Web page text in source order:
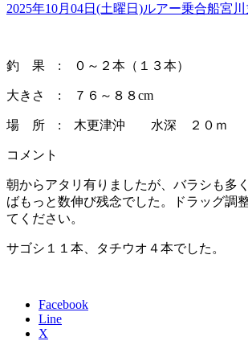
2025年10月04日(土曜日)ルアー乗合船宮川
釣 果 : ０～２本（１３本）
大きさ : ７６～８８cm
場 所 : 木更津沖 水深 ２０ｍ
コメント
朝からアタリ有りましたが、バラシも多
ばもっと数伸び残念でした。ドラッグ調
てください。
サゴシ１１本、タチウオ４本でした。
Facebook
Line
X